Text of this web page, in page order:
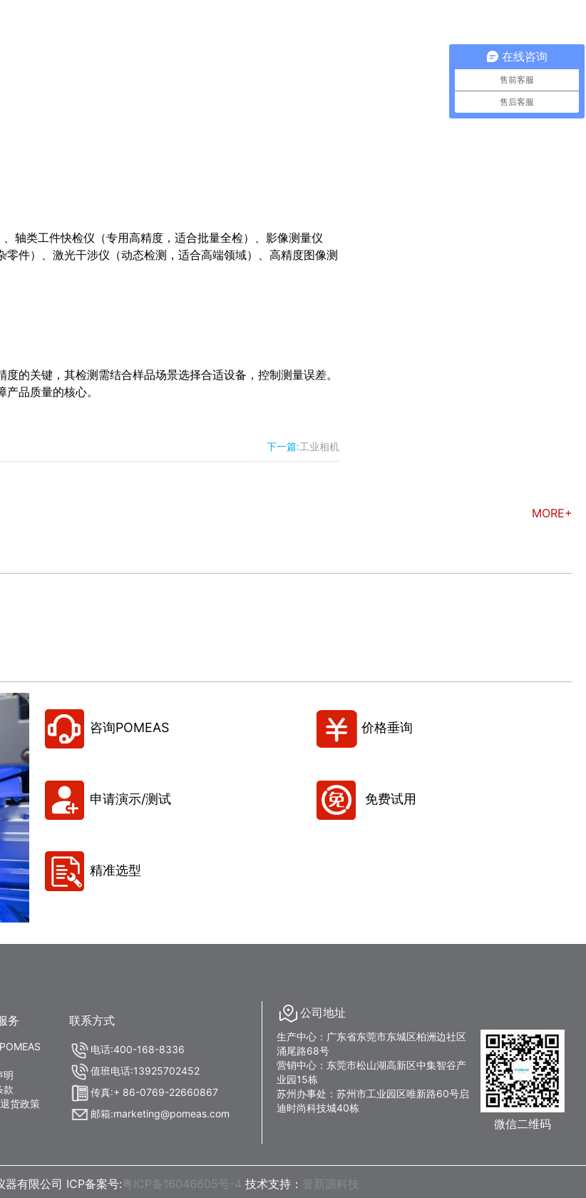
轴类工件快检仪（专用高精度，适合批量全检）、影像测量仪
件）、激光干涉仪（动态检测，适合高端领域）、高精度图像测
的关键，其检测需结合样品场景选择合适设备，控制测量误差。
品质量的核心。
下一篇:工业相机
MORE+
咨询POMEAS 价格垂询
申请演示/测试 免费试用
精准选型
务
明
款
货政策
联系方式
电话:400-168-8336
值班电话:13925702452
传真:+ 86-0769-22660867
邮箱:marketing@pomeas.com
公司地址
生产中心：广东省东莞市东城区柏洲边社区
涌尾路68号
营销中心：东莞市松山湖高新区中集智谷产
业园15栋
苏州办事处：苏州市工业园区唯新路60号启
迪时尚科技城40栋
微信二维码
器有限公司 ICP备案号: 粤ICP备16046605号-4 技术支持： 誉新源科技
在线咨询
售前客服
售后客服